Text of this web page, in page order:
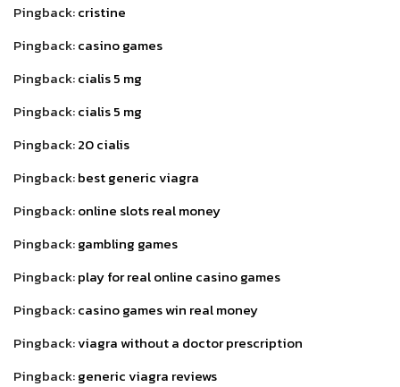
Pingback:cristine
Pingback:casino games
Pingback:cialis 5 mg
Pingback:cialis 5 mg
Pingback:20 cialis
Pingback:best generic viagra
Pingback:online slots real money
Pingback:gambling games
Pingback:play for real online casino games
Pingback:casino games win real money
Pingback:viagra without a doctor prescription
Pingback:generic viagra reviews